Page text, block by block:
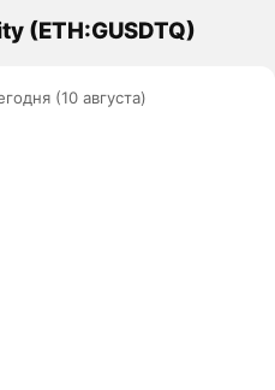
(ETH:GUSDTQ)
(10 августа)